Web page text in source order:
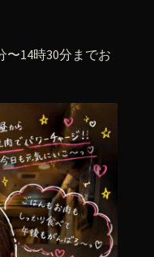
〜14時30分までお